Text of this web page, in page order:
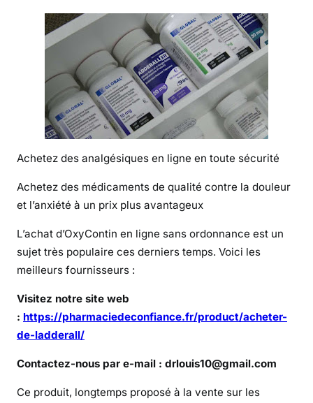
i
k
k
e
i
n
h
e
e
r
’
d
Achetez des analgésiques en ligne en toute sécurité
Achetez des médicaments de qualité contre la douleur
et l’anxiété à un prix plus avantageux
L’achat d’OxyContin en ligne sans ordonnance est un
sujet très populaire ces derniers temps. Voici les
meilleurs fournisseurs :
Visitez notre site web
: https://pharmaciedeconfiance.fr/product/acheter-
de-ladderall/
Contactez-nous par e-mail : drlouis10@gmail.com
Ce produit, longtemps proposé à la vente sur les